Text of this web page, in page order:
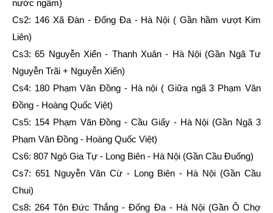
nước ngầm)
Cs2: 146 Xã Đàn - Đống Đa - Hà Nội ( Gần hầm vượt Kim
Liên)
Cs3: 65 Nguyễn Xiển - Thanh Xuân - Hà Nội (Gần Ngã Tư
Nguyễn Trãi + Nguyễn Xiển)
Cs4: 180 Phạm Văn Đồng - Hà nội ( Giữa ngã 3 Phạm Văn
Đồng - Hoàng Quốc Việt)
Cs5: 154 Phạm Văn Đồng - Cầu Giấy - Hà Nội (Gần Ngã 3
Phạm Văn Đồng - Hoàng Quốc Việt)
Cs6: 807 Ngô Gia Tự - Long Biên - Hà Nội (Gần Cầu Đuống)
Cs7: 651 Nguyễn Văn Cừ - Long Biên - Hà Nội (Gần Cầu
Chui)
Cs8: 264 Tôn Đức Thắng - Đống Đa - Hà Nội (Gần Ô Chợ